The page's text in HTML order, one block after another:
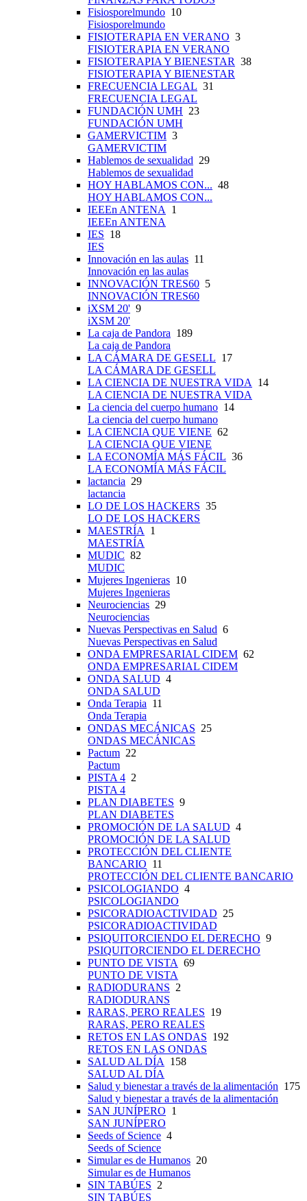
Fisiosporelmundo 10
Fisiosporelmundo
FISIOTERAPIA EN VERANO 3
FISIOTERAPIA EN VERANO
FISIOTERAPIA Y BIENESTAR 38
FISIOTERAPIA Y BIENESTAR
FRECUENCIA LEGAL 31
FRECUENCIA LEGAL
FUNDACIÓN UMH 23
FUNDACIÓN UMH
GAMERVICTIM 3
GAMERVICTIM
Hablemos de sexualidad 29
Hablemos de sexualidad
HOY HABLAMOS CON... 48
HOY HABLAMOS CON...
IEEEn ANTENA
1
IEEEn ANTENA
IES 18
IES
Innovación en las aulas 11
Innovación en las aulas
INNOVACIÓN TRES60 5
INNOVACIÓN TRES60
iXSM 20' 9
iXSM 20'
La caja de Pandora 189
La caja de Pandora
LA CÁMARA DE GESELL 17
LA CÁMARA DE GESELL
LA CIENCIA DE NUESTRA VIDA
14
LA CIENCIA DE NUESTRA VIDA
La ciencia del cuerpo humano 14
La ciencia del cuerpo humano
LA CIENCIA QUE VIENE 62
LA CIENCIA QUE VIENE
LA ECONOMÍA MÁS FÁCIL 36
LA ECONOMÍA MÁS FÁCIL
lactancia 29
lactancia
LO DE LOS HACKERS 35
LO DE LOS HACKERS
MAESTRÍA
1
MAESTRÍA
MUDIC 82
MUDIC
Mujeres Ingenieras 10
Mujeres Ingenieras
Neurociencias 29
Neurociencias
Nuevas Perspectivas en Salud 6
Nuevas Perspectivas en Salud
ONDA EMPRESARIAL CIDEM 62
ONDA EMPRESARIAL CIDEM
ONDA SALUD 4
ONDA SALUD
Onda Terapia 11
Onda Terapia
ONDAS MECÁNICAS 25
ONDAS MECÁNICAS
Pactum 22
Pactum
PISTA 4 2
PISTA 4
PLAN DIABETES 9
PLAN DIABETES
PROMOCIÓN DE LA SALUD 4
PROMOCIÓN DE LA SALUD
PROTECCIÓN DEL CLIENTE
BANCARIO 11
PROTECCIÓN DEL CLIENTE BANCARIO
PSICOLOGIANDO 4
PSICOLOGIANDO
PSICORADIOACTIVIDAD 25
PSICORADIOACTIVIDAD
PSIQUITORCIENDO EL DERECHO 9
PSIQUITORCIENDO EL DERECHO
PUNTO DE VISTA 69
PUNTO DE VISTA
RADIODURANS 2
RADIODURANS
RARAS, PERO REALES 19
RARAS, PERO REALES
RETOS EN LAS ONDAS 192
RETOS EN LAS ONDAS
SALUD AL DÍA
158
SALUD AL DÍA
Salud y bienestar a través de la alimentación 175
Salud y bienestar a través de la alimentación
SAN JUNÍPERO 1
SAN JUNÍPERO
Seeds of Science 4
Seeds of Science
Simular es de Humanos 20
Simular es de Humanos
SIN TABÚES 2
SIN TABÚES